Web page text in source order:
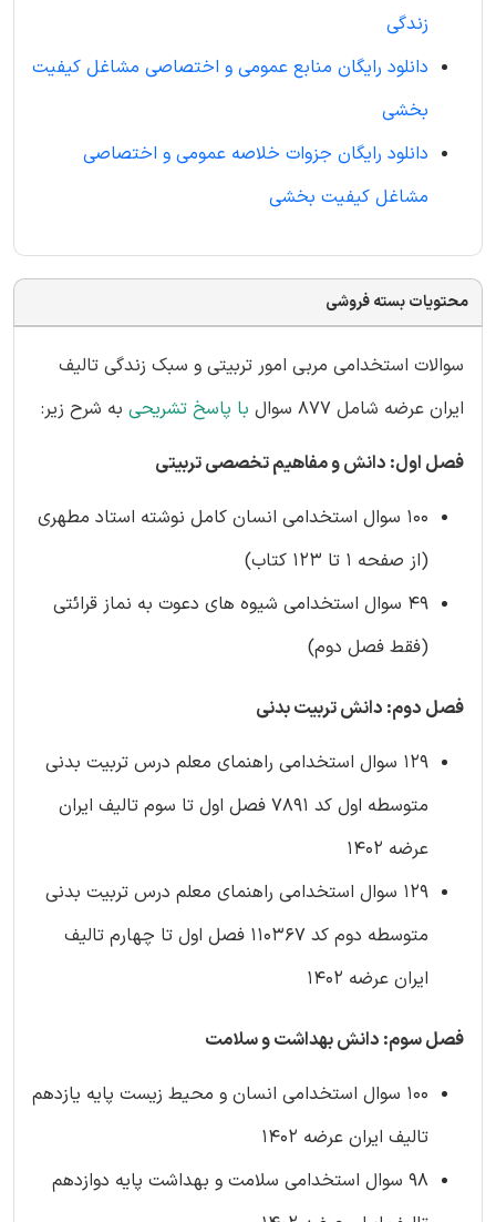
زندگی
دانلود رایگان منابع عمومی و اختصاصی مشاغل کیفیت
بخشی
دانلود رایگان جزوات خلاصه عمومی و اختصاصی
مشاغل کیفیت بخشی
محتویات بسته فروشی
سوالات استخدامی مربی امور تربیتی و سبک زندگی تالیف
ایران عرضه شامل 877 سوال
با پاسخ تشریحی به شرح زیر:
فصل اول: دانش و مفاهیم تخصصی تربیتی
100 سوال استخدامی انسان کامل نوشته استاد مطهری
(از صفحه 1 تا 123 کتاب)
49 سوال استخدامی شیوه های دعوت به نماز قرائتی
(فقط فصل دوم)
فصل دوم: دانش تربیت بدنی
129 سوال استخدامی راهنمای معلم درس تربیت بدنی
متوسطه اول کد 7891 فصل اول تا سوم تالیف ایران
عرضه 1402
129 سوال استخدامی راهنمای معلم درس تربیت بدنی
متوسطه دوم کد 110367 فصل اول تا چهارم تالیف
ایران عرضه 1402
فصل سوم: دانش بهداشت و سلامت
100 سوال استخدامی انسان و محیط زیست پایه یازدهم
تالیف ایران عرضه 1402
98 سوال استخدامی سلامت و بهداشت پایه دوازدهم